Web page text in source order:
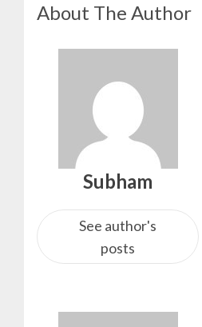
About The Author
Subham
See author's
posts